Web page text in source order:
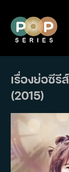
content
เรื่องย่อซีรี
(2015)